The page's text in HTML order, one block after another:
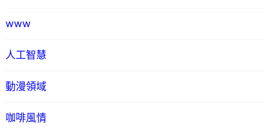
www
人工智慧
動漫領域
咖啡風情